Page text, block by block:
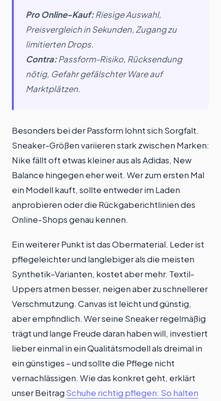
Pro Online-Kauf:Riesige Auswahl,
Preisvergleich in Sekunden, Zugang zu
limitierten Drops.
Contra:Passform-Risiko, Rücksendung
nötig, Gefahr gefälschter Ware auf
Marktplätzen.
Besonders bei der Passform lohnt sich Sorgfalt.
Sneaker-Größen variieren stark zwischen Marken:
Nike fällt oft etwas kleiner aus als Adidas, New
Balance hingegen eher weit. Wer zum ersten Mal
ein Modell kauft, sollte entweder im Laden
anprobieren oder die Rückgaberichtlinien des
Online-Shops genau kennen.
Ein weiterer Punkt ist das Obermaterial. Leder ist
pflegeleichter und langlebiger als die meisten
Synthetik-Varianten, kostet aber mehr. Textil-
Uppers atmen besser, neigen aber zu schnellerer
Verschmutzung. Canvas ist leicht und günstig,
aber empfindlich. Wer seine Sneaker regelmäßig
trägt und lange Freude daran haben will, investiert
lieber einmal in ein Qualitätsmodell als dreimal in
ein günstiges – und sollte die Pflege nicht
vernachlässigen. Wie das konkret geht, erklärt
unser Beitrag Schuhe richtig pflegen: So halten